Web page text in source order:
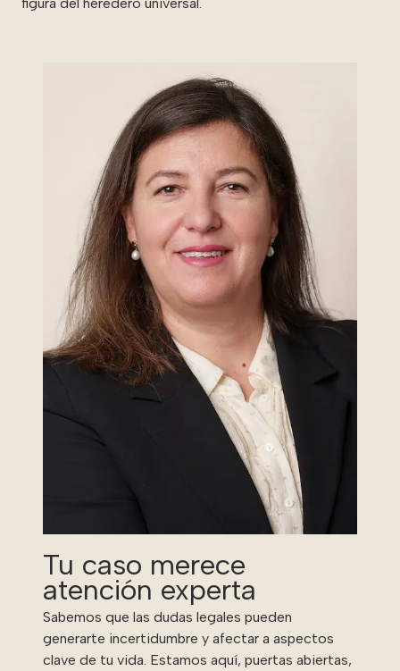
Tu caso merece
atención experta
Sabemos que las dudas legales pueden
generarte incertidumbre y afectar a aspectos
clave de tu vida. Estamos aquí, puertas abiertas,